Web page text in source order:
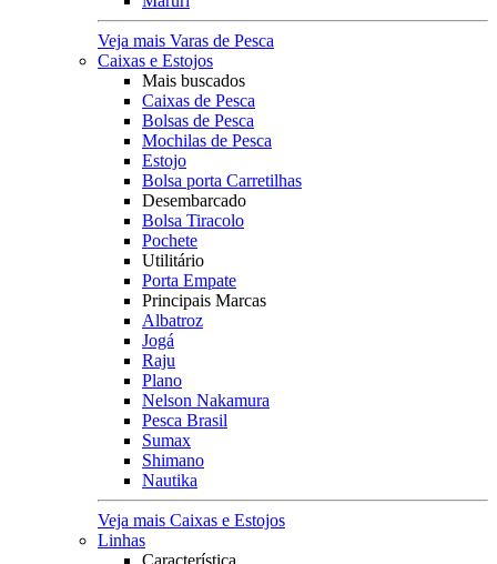
Veja mais Varas de Pesca
Caixas e Estojos
Mais buscados
Caixas de Pesca
Bolsas de Pesca
Mochilas de Pesca
Estojo
Bolsa porta Carretilhas
Desembarcado
Bolsa Tiracolo
Pochete
Utilitário
Porta Empate
Principais Marcas
Albatroz
Jogá
Raju
Plano
Nelson Nakamura
Pesca Brasil
Sumax
Shimano
Nautika
Veja mais Caixas e Estojos
Linhas
Característica